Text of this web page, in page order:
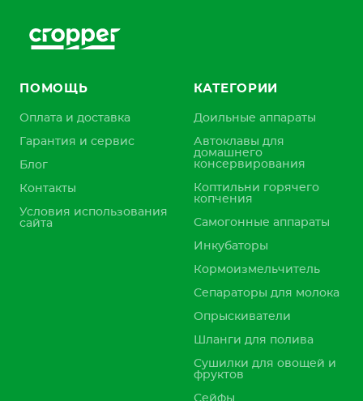
ПОМОЩЬ
Оплата и доставка
Гарантия и сервис
Блог
Контакты
Условия использования
сайта
КАТЕГОРИИ
Доильные аппараты
Автоклавы для
домашнего
консервирования
Коптильни горячего
копчения
Самогонные аппараты
Инкубаторы
Кормоизмельчитель
Сепараторы для молока
Опрыскиватели
Шланги для полива
Сушилки для овощей и
фруктов
Сейфы